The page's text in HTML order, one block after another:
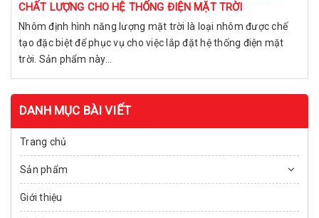
CHẤT LƯỢNG CHO HỆ THỐNG ĐIỆN MẶT TRỜI
Nhôm định hình năng lượng mặt trời là loại nhôm được chế
tạo đặc biệt để phục vụ cho việc lắp đặt hệ thống điện mặt
trời. Sản phẩm này...
DANH MỤC BÀI VIẾT
Trang chủ
Sản phẩm
Giới thiệu